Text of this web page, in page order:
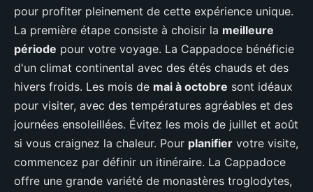
pour profiter pleinement de cette expérience unique.
La première étape consiste à choisir la meilleure
période pour votre voyage. La Cappadoce bénéficie
d'un climat continental avec des étés chauds et des
hivers froids. Les mois de mai à octobre sont idéaux
pour visiter, avec des températures agréables et des
journées ensoleillées. Évitez les mois de juillet et août
si vous craignez la chaleur. Pour planifier votre visite,
commencez par définir un itinéraire. La Cappadoce
offre une grande variété de monastères troglodytes,